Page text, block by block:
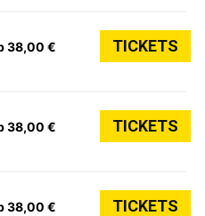
38,00 € TICKETS
38,00 € TICKETS
38,00 € TICKETS